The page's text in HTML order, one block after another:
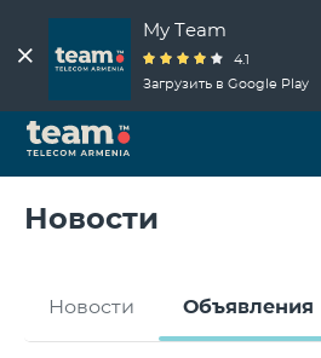
My Team
4.1
Загрузить в Google Play
Новости
Новости Объявления